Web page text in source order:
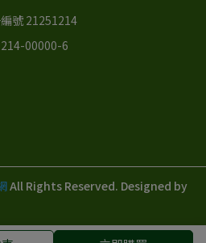
號 21251214
00000-6
All Rights Reserved. Designed by